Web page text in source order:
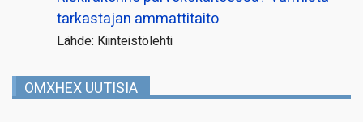
tarkastajan ammattitaito
Lähde: Kiinteistölehti
OMXHEX UUTISIA